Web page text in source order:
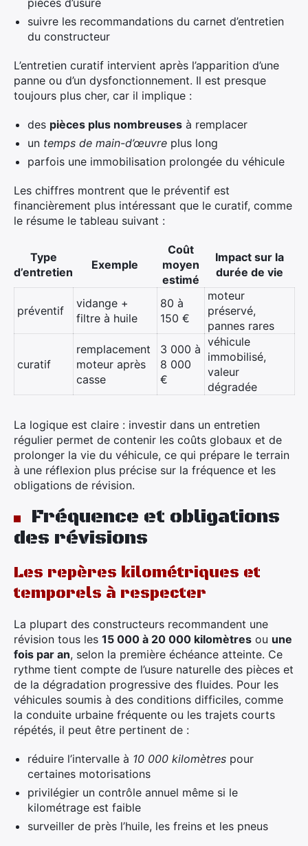
pièces d’usure
suivre les recommandations du carnet d’entretien
du constructeur
L’entretien curatif intervient après l’apparition d’une
panne ou d’un dysfonctionnement. Il est presque
toujours plus cher, car il implique :
des pièces plus nombreuses à remplacer
un temps de main-d’œuvre plus long
parfois une immobilisation prolongée du véhicule
Les chiffres montrent que le préventif est
financièrement plus intéressant que le curatif, comme
le résume le tableau suivant :
Type
d’entretien
Exemple
Coût
moyen
estimé
Impact sur la
durée de vie
préventif
vidange +
filtre à huile
80 à
150 €
moteur
préservé,
pannes rares
curatif
remplacement
moteur après
casse
3 000 à
8 000
€
véhicule
immobilisé,
valeur
dégradée
La logique est claire : investir dans un entretien
régulier permet de contenir les coûts globaux et de
prolonger la vie du véhicule, ce qui prépare le terrain
à une réflexion plus précise sur la fréquence et les
obligations de révision.
Fréquence et obligations
des révisions
Les repères kilométriques et
temporels à respecter
La plupart des constructeurs recommandent une
révision tous les 15 000 à 20 000 kilomètres ou une
fois par an, selon la première échéance atteinte. Ce
rythme tient compte de l’usure naturelle des pièces et
de la dégradation progressive des fluides. Pour les
véhicules soumis à des conditions difficiles, comme
la conduite urbaine fréquente ou les trajets courts
répétés, il peut être pertinent de :
réduire l’intervalle à 10 000 kilomètres pour
certaines motorisations
privilégier un contrôle annuel même si le
kilométrage est faible
surveiller de près l’huile, les freins et les pneus